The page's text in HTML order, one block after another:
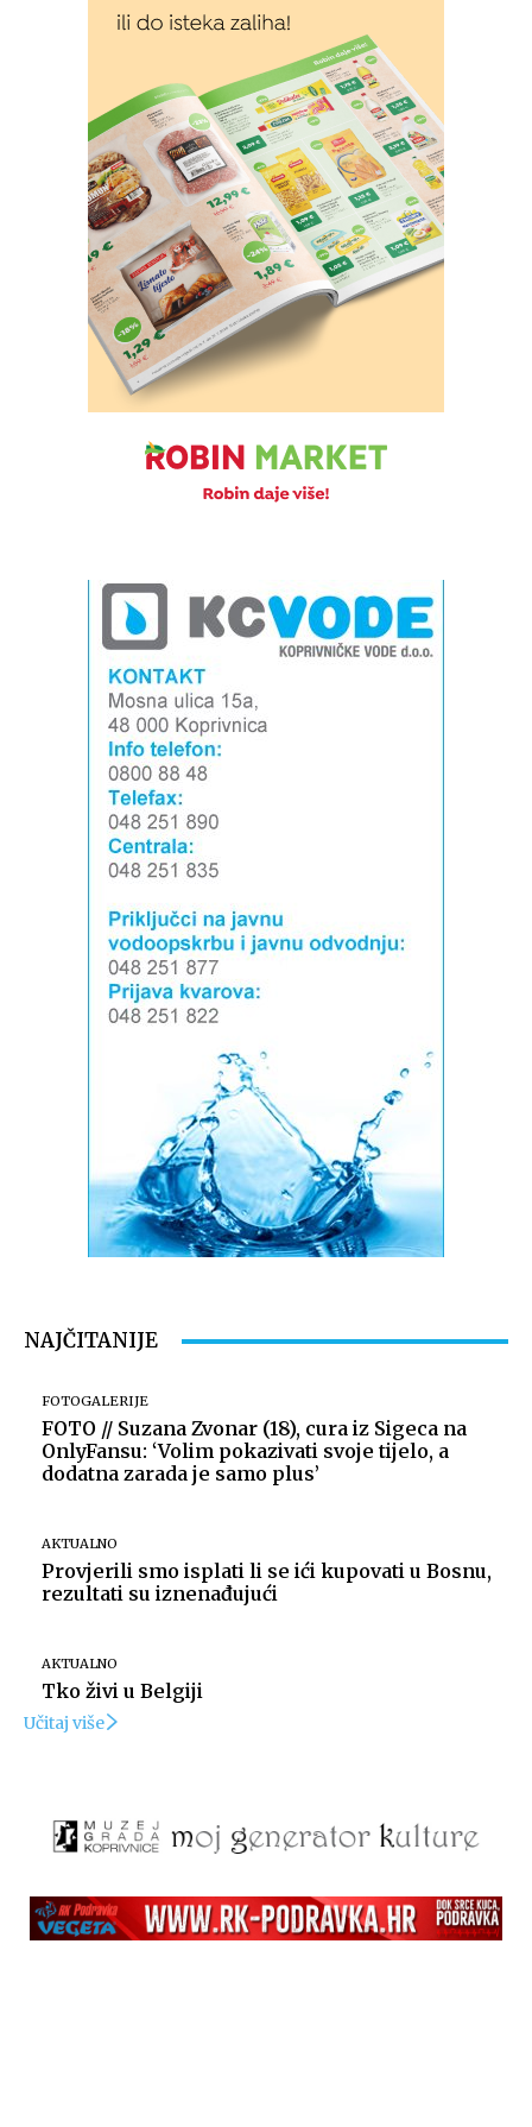
NAJČITANIJE
FOTOGALERIJE
FOTO // Suzana Zvonar (18), cura iz Sigeca na
OnlyFansu: ‘Volim pokazivati svoje tijelo, a
dodatna zarada je samo plus’
AKTUALNO
Provjerili smo isplati li se ići kupovati u Bosnu,
rezultati su iznenađujući
AKTUALNO
Tko živi u Belgiji
Učitaj više